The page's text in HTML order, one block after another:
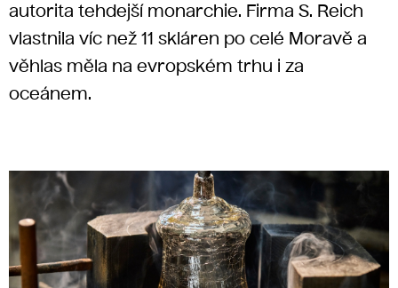
autorita tehdejší monarchie. Firma S. Reich
vlastnila víc než 11 skláren po celé Moravě a
věhlas měla na evropském trhu i za
oceánem.